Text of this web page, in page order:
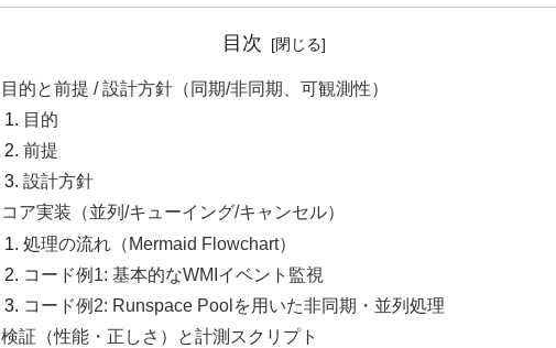
目次
目的と前提 / 設計方針（同期/非同期、可観測性）
目的
前提
設計方針
コア実装（並列/キューイング/キャンセル）
処理の流れ（Mermaid Flowchart）
コード例1: 基本的なWMIイベント監視
コード例2: Runspace Poolを用いた非同期・並列処理
検証（性能・正しさ）と計測スクリプト